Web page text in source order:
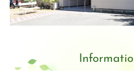
介護老人保健施設 しらさぎ苑
高齢者グループホーム等